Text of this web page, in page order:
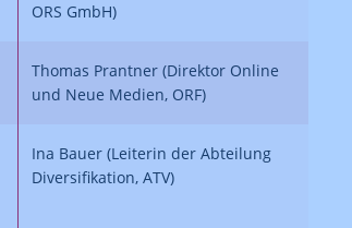
ORS GmbH)
Thomas Prantner (Direktor Online
und Neue Medien, ORF)
Ina Bauer (Leiterin der Abteilung
Diversifikation, ATV)